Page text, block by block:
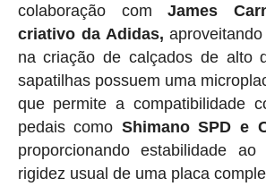
colaboração comJames
criativo da Adidas,
na criação de calçados de alto
sapatilhas possuem uma
que permite a compatibilidade
pedais como Shimano SPD e
proporcionando estabilidade
rigidez usual de uma placa